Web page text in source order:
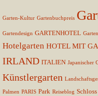
Garten-Kultur Gartenbuchpreis
Gartendesign GARTENHOTEL
Hotelgarten HOTEL MIT
IRLAND ITALIEN Japanischer
Künstlergarten
Palmen PARIS Park Reiseblog